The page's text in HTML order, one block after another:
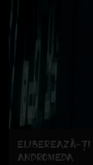
ELIBEREAZĂ-ŢI
ANDROMEDA